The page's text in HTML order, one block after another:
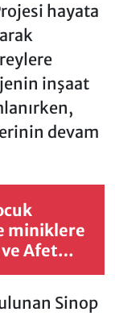
hayata
inşaat
devam
miniklere
Afet
Sinop